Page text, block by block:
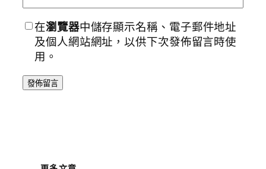
在瀏覽器中儲存顯示名稱、電子郵件地址
及個人網站網址，以供下次發佈留言時使
用。